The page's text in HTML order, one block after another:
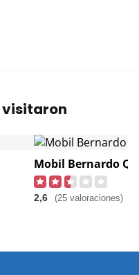
visitaron
Mobil Bernardo
2,6 (25 valoraciones)